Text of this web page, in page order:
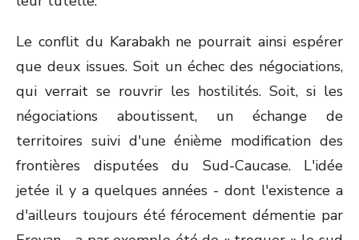
Le conflit du Karabakh ne pourrait ainsi espérer
que deux issues. Soit un échec des négociations,
qui verrait se rouvrir les hostilités. Soit, si les
négociations aboutissent, un échange de
territoires suivi d'une énième modification des
frontières disputées du Sud-Caucase. L'idée
jetée il y a quelques années - dont l'existence a
d'ailleurs toujours été férocement démentie par